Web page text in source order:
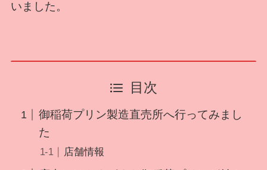
いました。
目次
御稲荷プリン製造直売所へ行ってみまし
た
店舗情報